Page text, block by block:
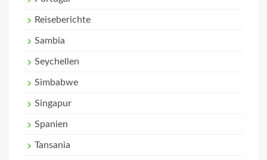
Reiseberichte
Sambia
Seychellen
Simbabwe
Singapur
Spanien
Tansania